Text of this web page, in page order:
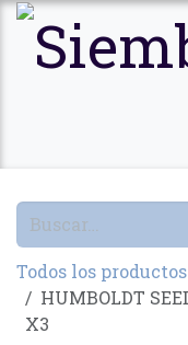
Ir al contenido
Todos los productos
HUMBOLDT
X3